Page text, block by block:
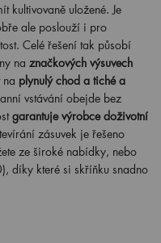
kultivovaně uložené. Je
ale poslouží i pro
Celé řešení tak působí
na značkových výsuvech
na plynulý chod a tiché a
vstávání obejde bez
garantuje výrobce doživotní
zásuvek je řešeno
ze široké nabídky, nebo
díky které si skříňku snadno